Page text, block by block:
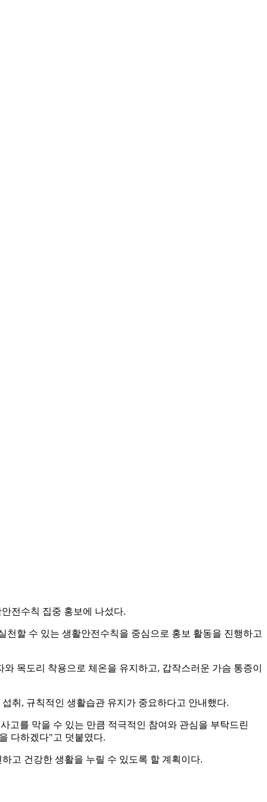
전수칙 집중 홍보에 나섰다.
할 수 있는 생활안전수칙을 중심으로 홍보 활동을 진행하고
목도리 착용으로 체온을 유지하고, 갑작스러운 가슴 통증이
취, 규칙적인 생활습관 유지가 중요하다고 안내했다.
고를 막을 수 있는 만큼 적극적인 참여와 관심을 부탁드린
다하겠다"고 덧붙였다.
고 건강한 생활을 누릴 수 있도록 할 계획이다.